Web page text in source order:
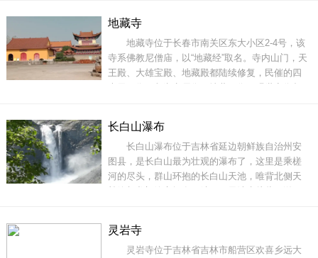
楼、客堂、观音殿、文殊殿、东方三圣殿和伽蓝
殿；西侧建有鼓楼、流通处、地藏殿、普贤殿、
西方
地藏寺
地藏寺位于长春市南关区东大小区2-4号，该
寺系佛教尼僧庙，以“地藏经”取名。寺内山门，天
王殿、大雄宝殿、地藏殿都陆续修复，民催的四
奉地藏菩萨而得名。佛教认为，地藏菩萨“安忍不
动犹如大地，静虑深密犹如地藏”（见《地藏十
长白山瀑布
长白山瀑布位于吉林省延边朝鲜族自治州安
图县，是长白山最为壮观的瀑布了，这里是乘槎
河的尽头，群山环抱的长白山天池，唯背北侧天
豁峰与龙门峰之间有一缺口，天池水从此口溢
拔2200米的高处下泄。200年，长白山瀑布被列
为世界上落差最大的火山口湖瀑布。长白山瀑布
灵岩寺
灵岩寺位于吉林省吉林市船营区欢喜乡远大